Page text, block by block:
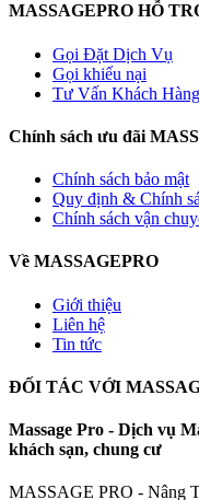
MASSAGEPRO HỖ
Gọi Đặt Dịch Vụ
Gọi khiếu nại
Tư Vấn Khách Hàng
Chính sách ưu đãi
Chính sách bảo mật
Quy định & Chính
Chính sách vận
Về MASSAGEPRO
Giới thiệu
Liên hệ
Tin tức
ĐỐI TÁC VỚI
Massage Pro - Dịch vụ
khách sạn, chung cư
MASSAGE PRO - Nâng